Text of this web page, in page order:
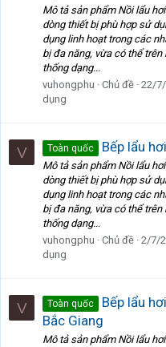
Mô tả sản phẩm Nồi lẩu
dòng thiết bị phù hợp sử
dụng linh hoạt trong các
bị đa năng, vừa có thể
thống dạng...
vuhongphu
Chủ đề 22/
dụng
V Toàn quốc Bếp lẩu
Mô tả sản phẩm Nồi lẩu
dòng thiết bị phù hợp sử
dụng linh hoạt trong các
bị đa năng, vừa có thể
thống dạng...
vuhongphu
Chủ đề 2/7/
dụng
V Toàn quốc
Bếp lẩu
Bắc Giang
Mô tả sản phẩm Nồi lẩu